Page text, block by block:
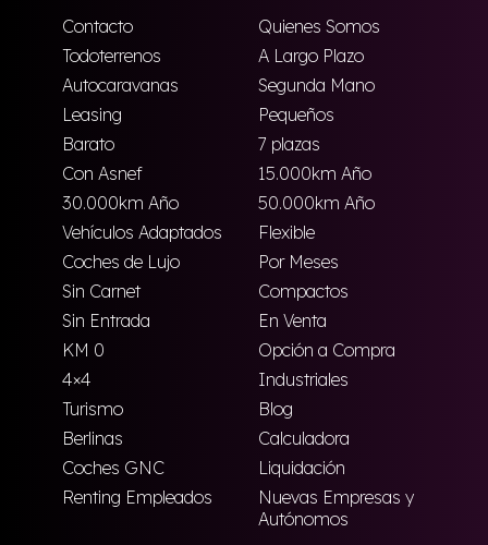
Contacto
Quienes Somos
Todoterrenos
A Largo Plazo
Autocaravanas
Segunda Mano
Leasing
Pequeños
Barato
7 plazas
Con Asnef
15.000km Año
30.000km Año
50.000km Año
Vehículos Adaptados
Flexible
Coches de Lujo
Por Meses
Sin Carnet
Compactos
Sin Entrada
En Venta
KM 0
Opción a Compra
4×4
Industriales
Turismo
Blog
Berlinas
Calculadora
Coches GNC
Liquidación
Renting Empleados
Nuevas Empresas y
Autónomos